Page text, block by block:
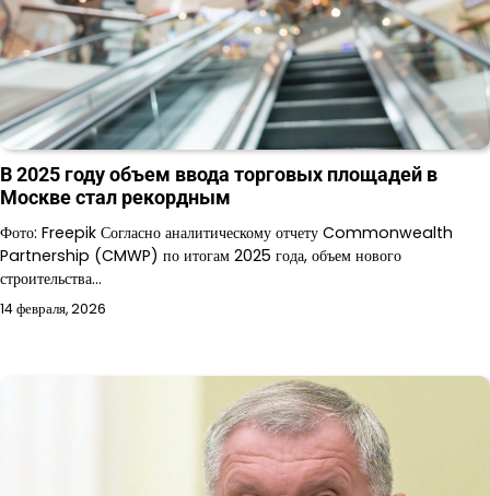
В 2025 году объем ввода торговых площадей в
Москве стал рекордным
Фото: Freepik Согласно аналитическому отчету Commonwealth
Partnership (CMWP) по итогам 2025 года, объем нового
строительства…
14 февраля, 2026